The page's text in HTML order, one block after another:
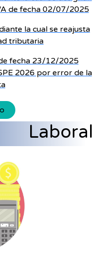
de fecha 02/07/2025
la cual se reajusta
tributaria
fecha 23/12/2025
2026 por error de la
Laboral